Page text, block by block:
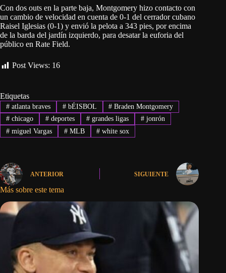
Con dos outs en la parte baja, Montgomery hizo contacto con
un cambio de velocidad en cuenta de 0-1 del cerrador cubano
Raisel Iglesias (0-1) y envió la pelota a 343 pies, por encima
de la barda del jardín izquierdo, para desatar la euforia del
público en Rate Field.
Post Views: 16
Etiquetas
#atlanta braves #bÉISBOL # Braden Montgomery
#chicago #deportes # grandes ligas # jonrón
#miguel Vargas #MLB # white sox
ANTERIOR SIGUIENTE
Más sobre este tema